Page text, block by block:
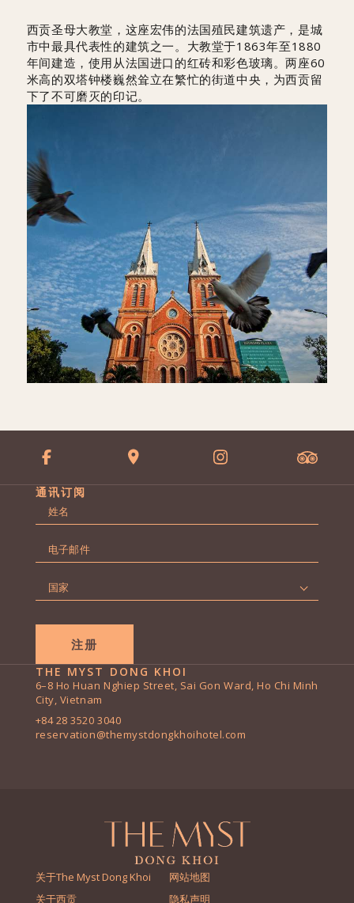
西贡圣母大教堂，这座宏伟的法国殖民建筑遗产，是城
市中最具代表性的建筑之一。大教堂于1863年至1880
年间建造，使用从法国进口的红砖和彩色玻璃。两座60
米高的双塔钟楼巍然耸立在繁忙的街道中央，为西贡留
下了不可磨灭的印记。
THE MYST DONG KHOI
6–8 Ho Huan Nghiep Street, Sai Gon Ward, Ho Chi Minh
City, Vietnam
+84 28 3520 3040
reservation@themystdongkhoihotel.com
通讯订阅
字
页
子
家
关于The Myst Dong Khoi
关于西贡
网站地图
隐私声明